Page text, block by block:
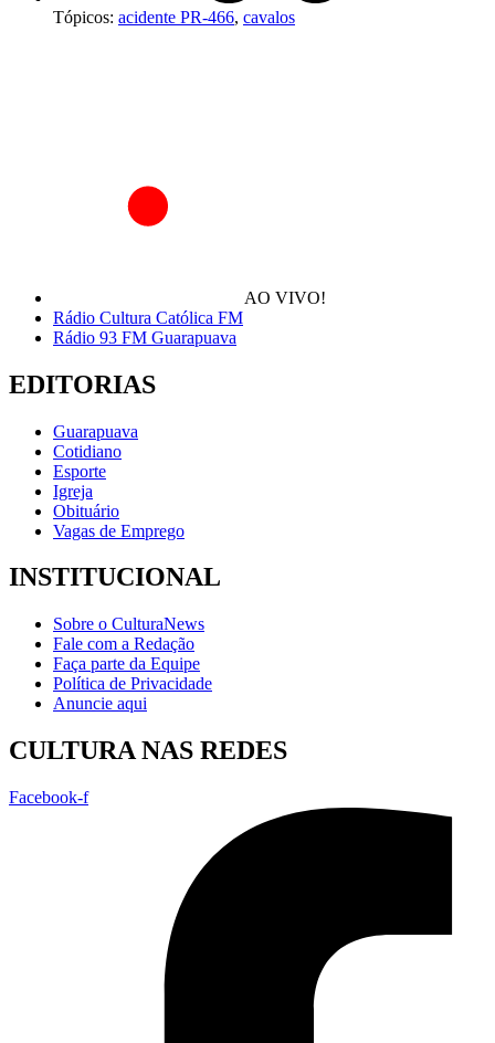
Tópicos: acidente PR-466, cavalos
AO VIVO!
Rádio Cultura Católica FM
Rádio 93 FM Guarapuava
EDITORIAS
Guarapuava
Cotidiano
Esporte
Igreja
Obituário
Vagas de Emprego
INSTITUCIONAL
Sobre o CulturaNews
Fale com a Redação
Faça parte da Equipe
Política de Privacidade
Anuncie aqui
CULTURA NAS REDES
Facebook-f